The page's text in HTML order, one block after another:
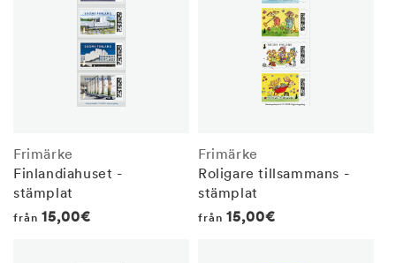
Frimärke
Finlandiahuset -
stämplat
Regular
från 15,00€
Frimärke
Roligare tillsammans -
stämplat
Regular
från 15,00€